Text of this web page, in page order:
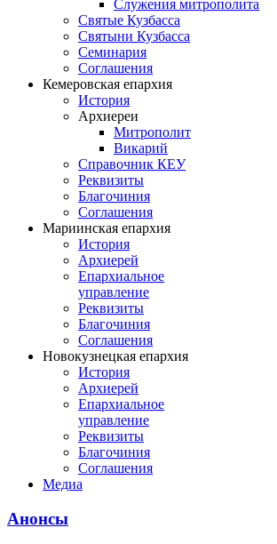
Служения митрополита
Святые Кузбасса
Святыни Кузбасса
Семинария
Соглашения
Кемеровская епархия
История
Архиереи
Митрополит
Викарий
Справочник КЕУ
Реквизиты
Благочиния
Соглашения
Мариинская епархия
История
Архиерей
Епархиальное
управление
Реквизиты
Благочиния
Соглашения
Новокузнецкая епархия
История
Архиерей
Епархиальное
управление
Реквизиты
Благочиния
Соглашения
Медиа
Анонсы